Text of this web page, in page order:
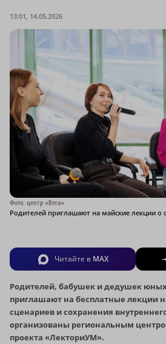
13:01, 14.05.2026
Фото: центр «Вега»
Родителей приглашают на майские лекции о
Читайте в MAX
Родителей, бабушек и дедушек
приглашают на бесплатные лекции
сценариев и сохранения
организованы региональным
проекта «ЛекториУМ».